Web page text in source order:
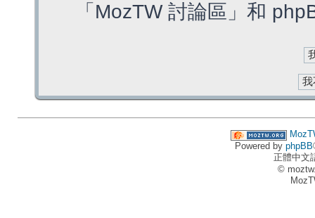
「MozTW 討論區」和
Powered by phpBB
正體中文
©